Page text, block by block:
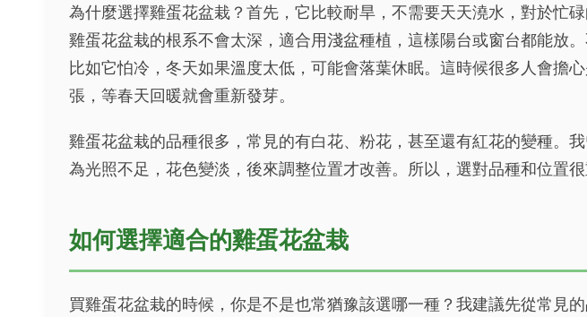
為什麼選擇雞蛋花盆栽？首先，它比較耐旱，不需要天天澆水，對於忙
雞蛋花盆栽的根系不會太深，適合用淺盆種植，這樣陽台或窗台都能放
比如它怕冷，冬天如果溫度太低，可能會落葉休眠。這時候很多人會擔
張，等春天回暖就會重新發芽。
雞蛋花盆栽的品種很多，常見的有白花、粉花，甚至還有紅花的變種。
為光照不足，花色變淡，後來調整位置才改善。所以，選對品種和位置很
如何選擇適合的雞蛋花盆栽
買雞蛋花盆栽的時候，你是不是也常猶豫該選哪一種？我建議先從常見